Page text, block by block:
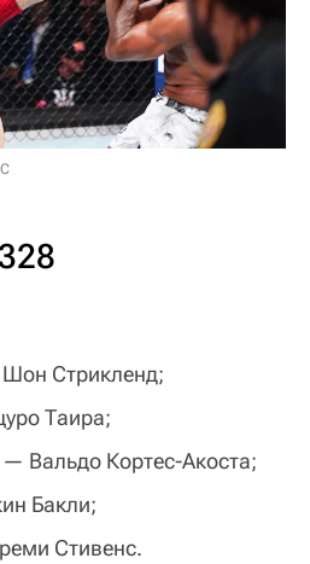
Шон Стрикленд;
Таира;
Вальдо Кортес-Акоста;
Бакли;
Стивенс.